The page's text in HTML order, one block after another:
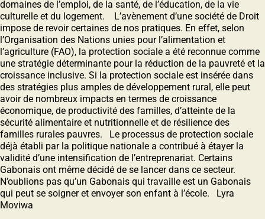
domaines de l’emploi, de la santé, de l’éducation, de la vie
culturelle et du logement. L’avènement d’une société de Droit
impose de revoir certaines de nos pratiques. En effet, selon
l’Organisation des Nations unies pour l’alimentation et
l’agriculture (FAO), la protection sociale a été reconnue comme
une stratégie déterminante pour la réduction de la pauvreté et la
croissance inclusive. Si la protection sociale est insérée dans
des stratégies plus amples de développement rural, elle peut
avoir de nombreux impacts en termes de croissance
économique, de productivité des familles, d’atteinte de la
sécurité alimentaire et nutritionnelle et de résilience des
familles rurales pauvres. Le processus de protection sociale
déjà établi par la politique nationale a contribué à étayer la
validité d’une intensification de l’entreprenariat. Certains
Gabonais ont même décidé de se lancer dans ce secteur.
N’oublions pas qu’un Gabonais qui travaille est un Gabonais
qui peut se soigner et envoyer son enfant à l’école. Lyra
Moviwa